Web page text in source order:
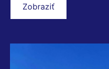
Zobraziť